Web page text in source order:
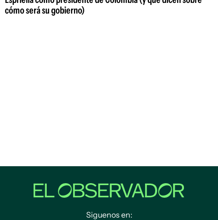
cómo será su gobierno)
Siguenos en: